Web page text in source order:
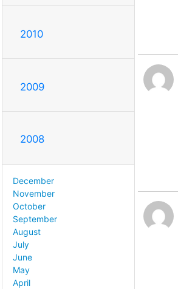
2010
2009
2008
December
November
October
September
August
July
June
May
April